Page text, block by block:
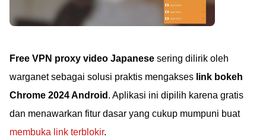
Free VPN proxy video Japanese sering dilirik oleh
warganet sebagai solusi praktis mengakses link bokeh
Chrome 2024 Android . Aplikasi ini dipilih karena gratis
dan menawarkan fitur dasar yang cukup mumpuni buat
membuka link terblokir.